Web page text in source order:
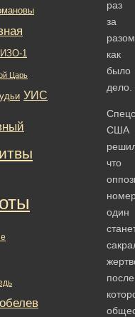
раз
за
как
было
дело.
США
что
один
после
1
Царь
УИС